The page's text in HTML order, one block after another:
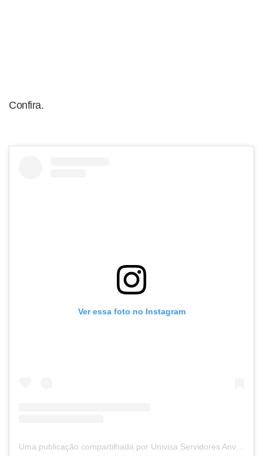
Confira.
Ver essa foto no Instagram
Uma publicação compartilhada por Univisa Servidores Anvisa (@diretoriaunivisa)